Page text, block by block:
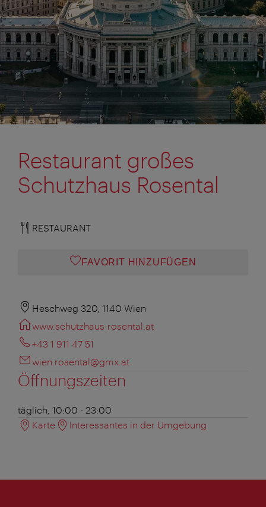
Restaurant großes
Schutzhaus Rosental
RESTAURANT
FAVORIT HINZUFÜGEN
Heschweg 320, 1140 Wien
www.schutzhaus-rosental.at
+43 1 911 47 51
wien.rosental@gmx.at
Öffnungszeiten
täglich, 10:00 - 23:00
Karte
Interessantes in der Umgebung